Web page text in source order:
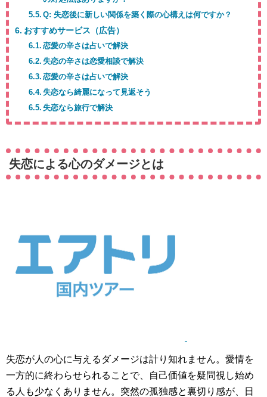
Q: 失恋後に新しい関係を築く際の心構えは何ですか？
おすすめサービス（広告）
恋愛の辛さは占いで解決
失恋の辛さは恋愛相談で解決
恋愛の辛さは占いで解決
失恋なら綺麗になって見返そう
失恋なら旅行で解決
失恋による心のダメージとは
失恋が人の心に与えるダメージは計り知れません。愛情を
一方的に終わらせられることで、自己価値を疑問視し始め
る人も少なくありません。突然の孤独感と裏切り感が、日